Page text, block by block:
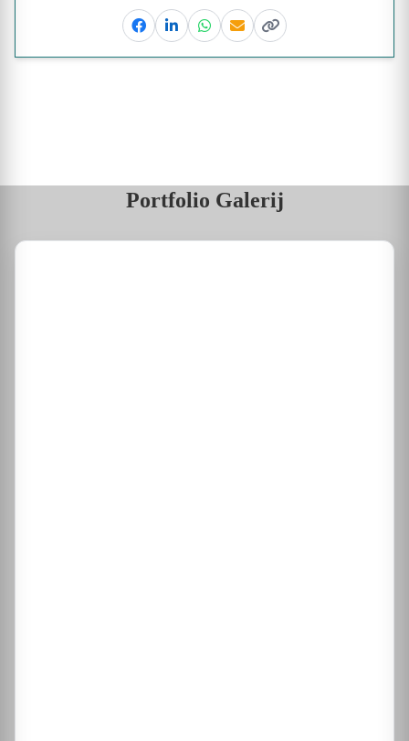
FacebookLinkedinWhatsapp
EmailKopieer link
Portfolio Galerij